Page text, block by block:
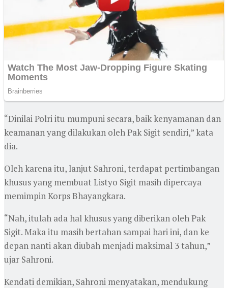
“Dinilai Polri itu mumpuni secara, baik kenyamanan dan
keamanan yang dilakukan oleh Pak Sigit sendiri,” kata
dia.
Oleh karena itu, lanjut Sahroni, terdapat pertimbangan
khusus yang membuat Listyo Sigit masih dipercaya
memimpin Korps Bhayangkara.
“Nah, itulah ada hal khusus yang diberikan oleh Pak
Sigit. Maka itu masih bertahan sampai hari ini, dan ke
depan nanti akan diubah menjadi maksimal 3 tahun,”
ujar Sahroni.
Kendati demikian, Sahroni menyatakan, mendukung